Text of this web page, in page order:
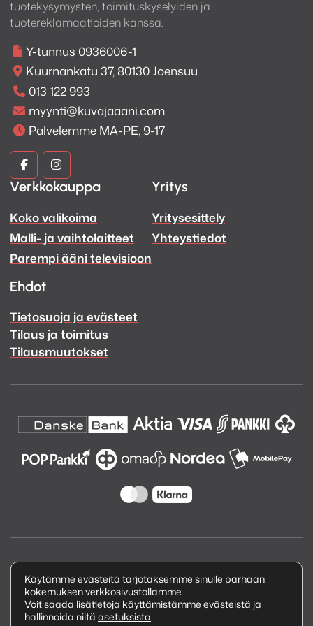
tuotekysymysten, toimituskyselyiden ja
tuotereklamaatioiden kanssa.
Y-tunnus 0936006-1
Kuurnankatu 37, 80130 Joensuu
013 122 993
myynti@kuvajaaani.com
Palvelemme MA-PE, 9-17
Kuva
ja
Ääni
Facebook
Kuva
ja
Ääni
Instagram
Verkkokauppa
Koko valikoima
Malli- ja vaihtolaitteet
Parempi ääni televisioon
Yritys
Yritysesittely
Yhteystiedot
Ehdot
Tietosuoja ja evästeet
Tilaus ja toimitus
Tilausmuutokset
Copyright © 2026 Kuva ja Ääni Oy
Tietosuojaseloste
Käytämme evästeitä tarjotaksemme sinulle parhaan
kokemuksen verkkosivustollamme.
Voit saada lisätietoja käyttämistämme evästeistä ja
hallinnoida niitä asetuksista.